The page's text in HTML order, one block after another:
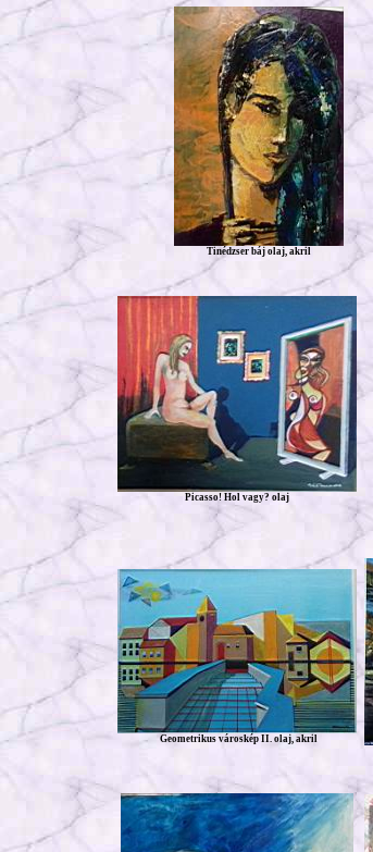
Tinédzser báj olaj, akril
Picasso! Hol vagy? olaj
Geometrikus városkép II. olaj, akril